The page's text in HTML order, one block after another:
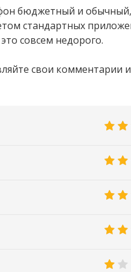
бюджетный и
стандартных
совсем недорого.
свои комментарии